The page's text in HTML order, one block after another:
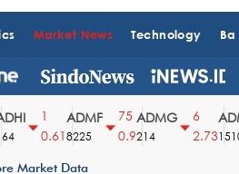
Market News Technology
0.61
ADMF
8225
75
0.9
ADMG
214
2.731510
Market Data